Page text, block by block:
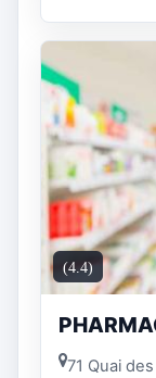
(4.4)
71 Quai